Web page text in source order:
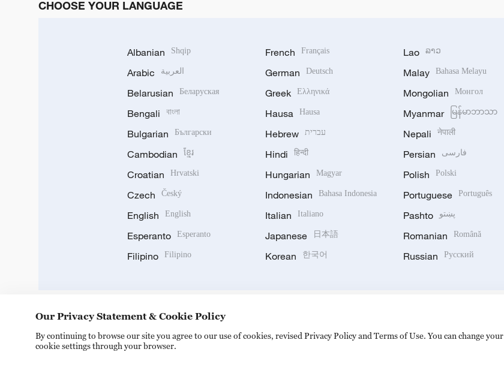
CHOOSE YOUR LANGUAGE
Albanian Shqip
Arabic العربية
Belarusian Беларуская
Bengali বাংলা
Bulgarian Български
Cambodian ខ្មែរ
Croatian Hrvatski
Czech Český
English English
Esperanto Esperanto
Filipino Filipino
French Français
German Deutsch
Greek Ελληνικά
Hausa Hausa
Hebrew עברית
Hindi हिन्दी
Hungarian Magyar
Indonesian Bahasa Indonesia
Italian Italiano
Japanese 日本語
Korean 한국어
Lao ລາວ
Malay Bahasa Melayu
Mongolian Монгол
Myanmar မြန်မာဘာသာ
Nepali नेपाली
Persian فارسی
Polish Polski
Portuguese Português
Pashto پښتو
Romanian Română
Russian Русский
DOWNLOAD OUR APP
Our Privacy Statement & Cookie Policy
By continuing to browse our site you agree to our use of cookies, revised Privacy Policy and Terms of Use. You can change your
cookie settings through your browser.